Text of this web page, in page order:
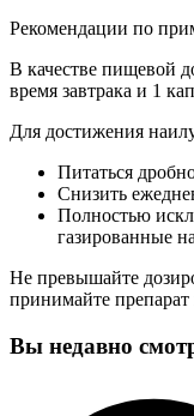
Рекомендации по
В качестве пищевой
время завтрака и 1
Для достижения
Питаться
Снизить
Полностью
газированные
Не превышайте
принимайте препарат
Вы недавно